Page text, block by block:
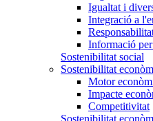
Igualtat i
Integració a
Informació
Sostenibilitat social
Sostenibilitat
Motor
Impacte
Competitivitat
Sostenibilitat